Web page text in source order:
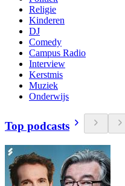
Religie
Kinderen
DJ
Comedy
Campus Radio
Interview
Kerstmis
Muziek
Onderwijs
Top podcasts